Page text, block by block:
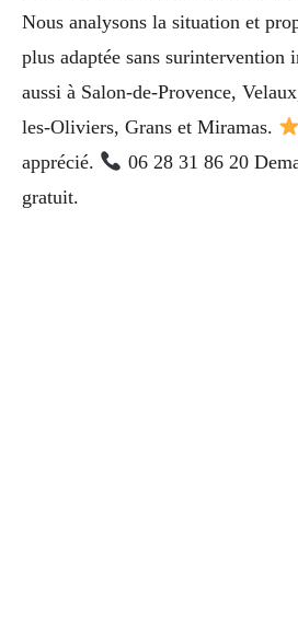
Nous analysons la situation et
plus adaptée sans surintervention
aussi à Salon-de-Provence,
les-Oliviers, Grans et Miramas.
apprécié.
06 28 31 86 20
gratuit.